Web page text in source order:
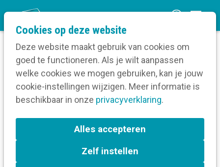
Cookies op deze website
Deze website maakt gebruik van cookies om
goed te functioneren. Als je wilt aanpassen
welke cookies we mogen gebruiken, kan je jouw
cookie-instellingen wijzigen. Meer informatie is
beschikbaar in onze privacyverklaring.
Alles accepteren
Zelf instellen
n
m
Home
Blog Berichten over Toptopicals
Berichten over Toptopicals
a